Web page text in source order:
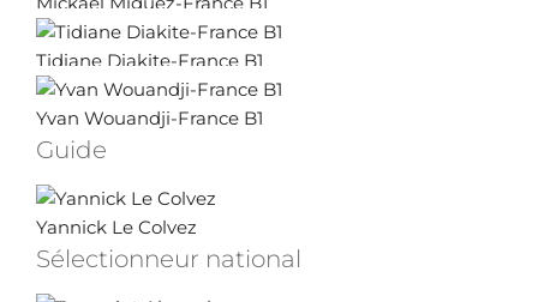
Tidiane Diakite-France B1
Yvan Wouandji-France B1
Guide
Yannick Le Colvez
Sélectionneur national